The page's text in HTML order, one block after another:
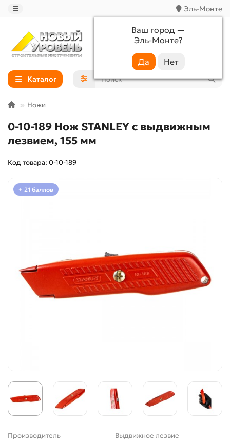
Эль-Монте
Ваш город —
Эль-Монте?
+7 (988) 233-44-52
Каталог
Ножи
0-10-189 Нож STANLEY с выдвижным
лезвием, 155 мм
Код товара: 0-10-189
+ 21 баллов
Производитель Выдвижное лезвие